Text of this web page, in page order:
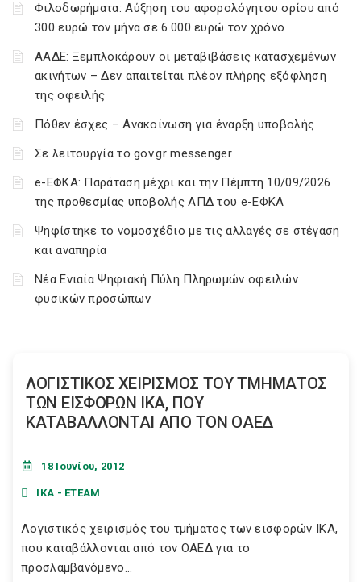
Φιλοδωρήματα: Αύξηση του αφορολόγητου ορίου από
300 ευρώ τον μήνα σε 6.000 ευρώ τον χρόνο
ΑΑΔΕ: Ξεμπλοκάρουν οι μεταβιβάσεις κατασχεμένων
ακινήτων – Δεν απαιτείται πλέον πλήρης εξόφληση
της οφειλής
Πόθεν έσχες – Ανακοίνωση για έναρξη υποβολής
Σε λειτουργία το gov.gr messenger
e-ΕΦΚΑ: Παράταση μέχρι και την Πέμπτη 10/09/2026
της προθεσμίας υποβολής ΑΠΔ του e-ΕΦΚΑ
Ψηφίστηκε το νομοσχέδιο με τις αλλαγές σε στέγαση
και αναπηρία
Νέα Ενιαία Ψηφιακή Πύλη Πληρωμών οφειλών
φυσικών προσώπων
ΛΟΓΙΣΤΙΚΟΣ ΧΕΙΡΙΣΜΟΣ ΤΟΥ ΤΜΗΜΑΤΟΣ
ΤΩΝ ΕΙΣΦΟΡΩΝ IKA, ΠΟΥ
ΚΑΤΑΒΑΛΛΟΝΤΑΙ ΑΠΟ ΤΟΝ OAEΔ
18 Ιουνίου, 2012
ΙΚΑ - ΕΤΕΑΜ
Λογιστικός χειρισμός του τμήματος των εισφορών IKA,
που καταβάλλονται από τον OAEΔ για το
προσλαμβανόμενο...